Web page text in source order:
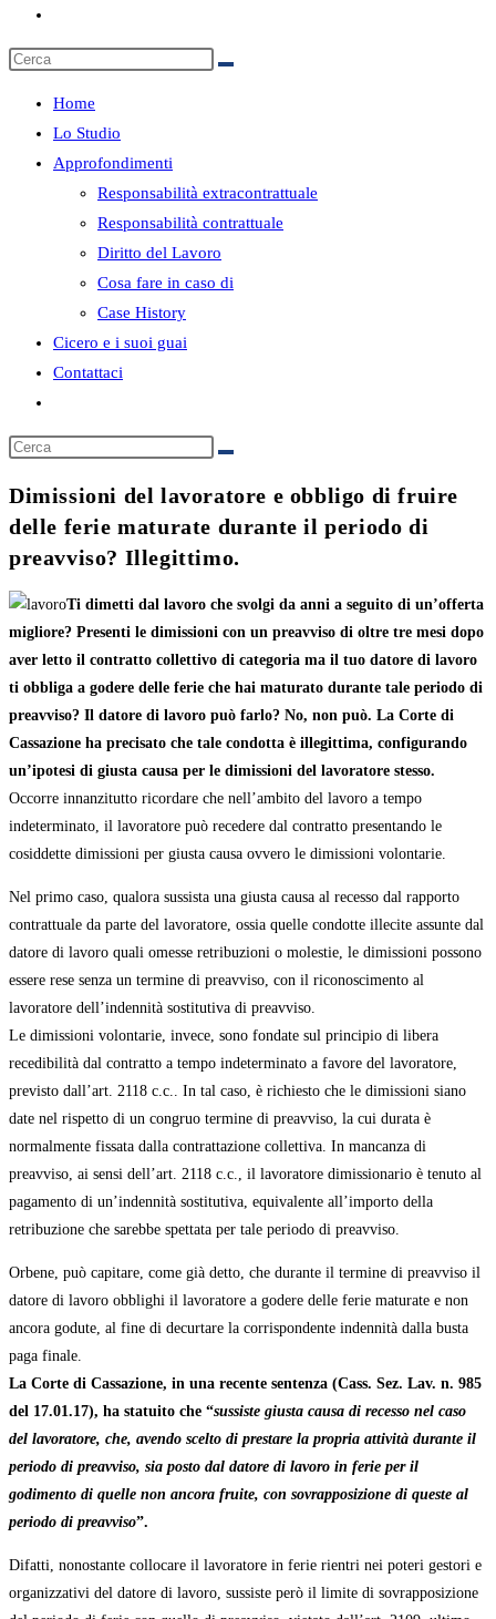
ricerca
sul
sito
web
Home
Lo Studio
Approfondimenti
Responsabilità extracontrattuale
Responsabilità contrattuale
Diritto del Lavoro
Cosa fare in caso di
Case History
Cicero e i suoi guai
Contattaci
ricerca
sul
sito
web
Dimissioni del lavoratore e obbligo di fruire
delle ferie maturate durante il periodo di
preavviso? Illegittimo.
Ti dimetti dal lavoro che svolgi da anni a seguito di un’offerta
migliore? Presenti le dimissioni con un preavviso di oltre tre mesi dopo
aver letto il contratto collettivo di categoria ma il tuo datore di lavoro
ti obbliga a godere delle ferie che hai maturato durante tale periodo di
preavviso? Il datore di lavoro può farlo? No, non può. La Corte di
Cassazione ha precisato che tale condotta è illegittima, configurando
un’ipotesi di giusta causa per le dimissioni del lavoratore stesso.
Occorre innanzitutto ricordare che nell’ambito del lavoro a tempo
indeterminato, il lavoratore può recedere dal contratto presentando le
cosiddette dimissioni per giusta causa ovvero le dimissioni volontarie.
Nel primo caso, qualora sussista una giusta causa al recesso dal rapporto
contrattuale da parte del lavoratore, ossia quelle condotte illecite assunte dal
datore di lavoro quali omesse retribuzioni o molestie, le dimissioni possono
essere rese senza un termine di preavviso, con il riconoscimento al
lavoratore dell’indennità sostitutiva di preavviso.
Le dimissioni volontarie, invece, sono fondate sul principio di libera
recedibilità dal contratto a tempo indeterminato a favore del lavoratore,
previsto dall’art. 2118 c.c.. In tal caso, è richiesto che le dimissioni siano
date nel rispetto di un congruo termine di preavviso, la cui durata è
normalmente fissata dalla contrattazione collettiva. In mancanza di
preavviso, ai sensi dell’art. 2118 c.c., il lavoratore dimissionario è tenuto al
pagamento di un’indennità sostitutiva, equivalente all’importo della
retribuzione che sarebbe spettata per tale periodo di preavviso.
Orbene, può capitare, come già detto, che durante il termine di preavviso il
datore di lavoro obblighi il lavoratore a godere delle ferie maturate e non
ancora godute, al fine di decurtare la corrispondente indennità dalla busta
paga finale.
La Corte di Cassazione, in una recente sentenza (Cass. Sez. Lav. n. 985
del 17.01.17), ha statuito che “sussiste giusta causa di recesso nel caso
del lavoratore, che, avendo scelto di prestare la propria attività durante il
periodo di preavviso, sia posto dal datore di lavoro in ferie per il
godimento di quelle non ancora fruite, con sovrapposizione di queste al
periodo di preavviso”.
Difatti, nonostante collocare il lavoratore in ferie rientri nei poteri gestori e
organizzativi del datore di lavoro, sussiste però il limite di sovrapposizione